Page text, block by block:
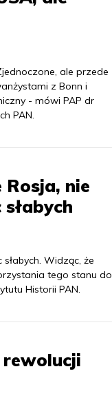
ale przede
z Bonn i
- mówi PAP dr
PAN.
Rosja, nie
Widząc, że
tego stanu do
Historii PAN.
rewolucji